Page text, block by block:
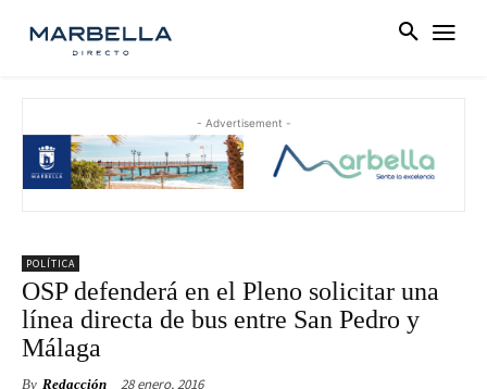
- Advertisement -
POLÍTICA
OSP defenderá en el Pleno solicitar una
línea directa de bus entre San Pedro y
Málaga
By Redacción 28 enero, 2016